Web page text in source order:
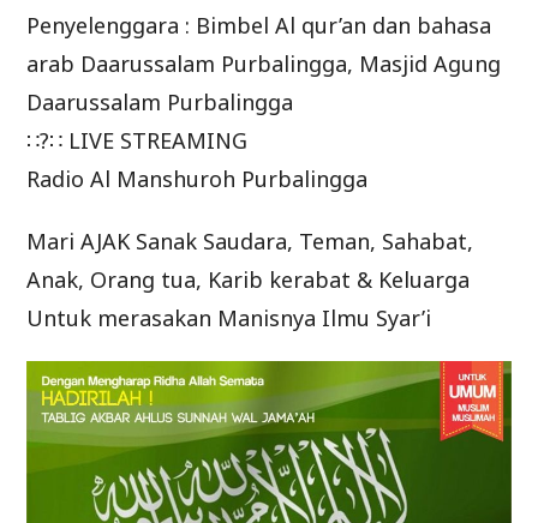
Penyelenggara : Bimbel Al qur’an dan bahasa
arab Daarussalam Purbalingga, Masjid Agung
Daarussalam Purbalingga
∷?∷ LIVE STREAMING
Radio Al Manshuroh Purbalingga
Mari AJAK Sanak Saudara, Teman, Sahabat,
Anak, Orang tua, Karib kerabat & Keluarga
Untuk merasakan Manisnya Ilmu Syar’i